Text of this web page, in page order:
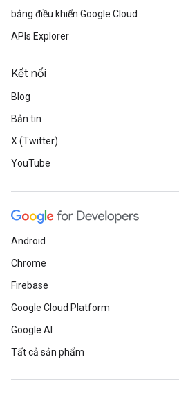
bảng điều khiển Google Cloud
APIs Explorer
Kết nối
Blog
Bản tin
X (Twitter)
YouTube
Android
Chrome
Firebase
Google Cloud Platform
Google AI
Tất cả sản phẩm